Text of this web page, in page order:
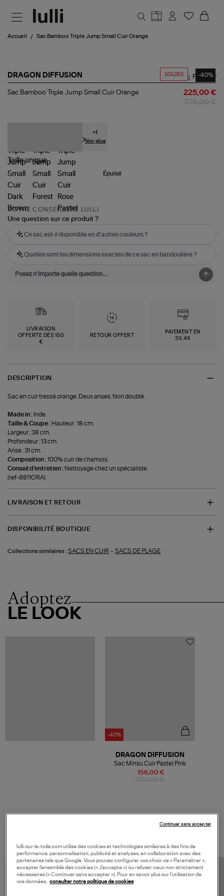
Accueil Sac Bamboo Triple Jump Small Cuir Orange
SOLDES -40%
DRAGON DIFFUSION
Sac
Partager
Sac Bamboo Triple Jump Small Cuir Orange 225,00 €
+1
Voir plus
Tailleunique
Épuisé
VOTRE CONSEILLÈRE LULLI
Une question sur ce produit ?
Ce sac est-il disponible en d'autres couleurs ?
Quelles sont les dimensions exactes de ce sac en bandoulière ?
LIVRAISON
OFFERTE DÈS 150
€
RETOUR OFFERT
PAIEMENT EN
3X,4X
DESCRIPTION
Sac en cuir tressé orange. Deux anses. Non doublé.
Made in : Inde.
Taille & Coupe : Hauteur : 18 cm.
Largeur : 38 cm.
Profondeur : 13 cm.
Anse : 31 cm.
Composition :100% cuir de chamois.
Conseil d'entretien : Nettoyage chez un spécialiste.
(ref-8811ORA)
LIVRAISON ET RETOUR
DISPONIBILITÉ BOUTIQUE
Collections similaires : SACS EN CUIR -SACS DE PLAGE
Adoptez
LE LOOK
-40%
156,00 €
DRAGON DIFFUSION
Sac Minsu Cuir Pastel Pink
lulli-sur-la-toile.com utilise des cookies et technologies similaires à des fins de
performance, personnalisation, publicité et analyses, en collaboration avec des
partenaires tels que Google. Vous pouvez configurer vos choix via « Paramétrer »,
accepter l’ensemble des cookies (« J’accepte ») ou refuser ceux non strictement
nécessaires (« Continuer sans accepter »). Pour en savoir plus sur l’utilisation de
vos données,
consulter notre politique de cookies
Continuer sans accepter